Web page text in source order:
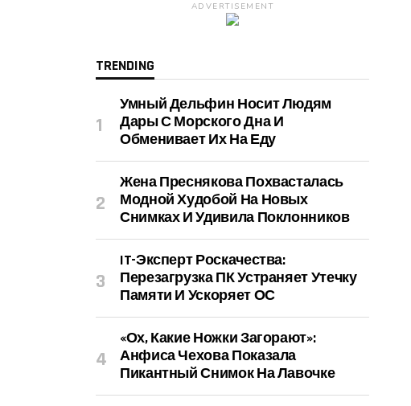
ADVERTISEMENT
TRENDING
Умный Дельфин Носит Людям
Дары С Морского Дна И
Обменивает Их На Еду
Жена Преснякова Похвасталась
Модной Худобой На Новых
Снимках И Удивила Поклонников
IT-Эксперт Роскачества:
Перезагрузка ПК Устраняет Утечку
Памяти И Ускоряет ОС
«Ох, Какие Ножки Загорают»:
Анфиса Чехова Показала
Пикантный Снимок На Лавочке